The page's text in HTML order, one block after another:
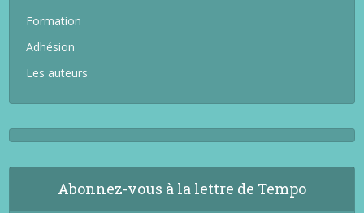
Formation
Adhésion
Les auteurs
Abonnez-vous à la lettre de Tempo